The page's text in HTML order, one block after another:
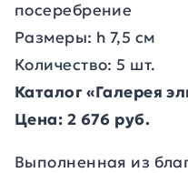
посеребрение
Размеры: h 7,5 cм
Количество: 5 шт.
Каталог «Галерея
Цена: 2 676 руб.
Выполненная из